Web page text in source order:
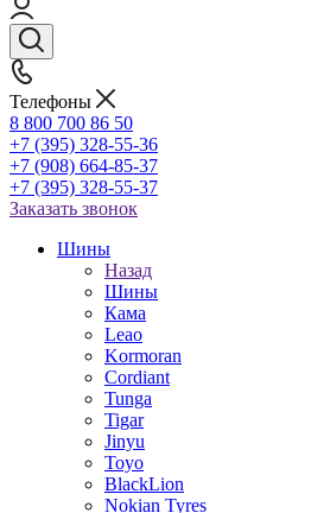
Телефоны
8 800 700 86 50
+7 (395) 328-55-36
+7 (908) 664-85-37
+7 (395) 328-55-37
Заказать звонок
Шины
Назад
Шины
Кама
Leao
Kormoran
Cordiant
Tunga
Tigar
Jinyu
Toyo
BlackLion
Nokian Tyres